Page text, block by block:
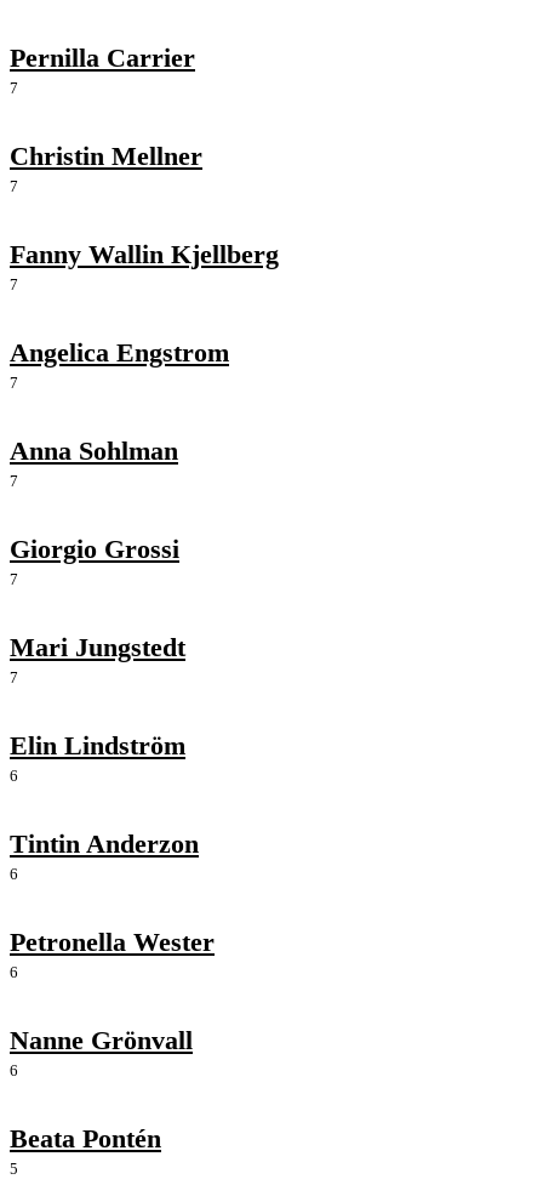
Pernilla Carrier
7
Christin Mellner
7
Fanny Wallin Kjellberg
7
Angelica Engstrom
7
Anna Sohlman
7
Giorgio Grossi
7
Mari Jungstedt
7
Elin Lindström
6
Tintin Anderzon
6
Petronella Wester
6
Nanne Grönvall
6
Beata Pontén
5